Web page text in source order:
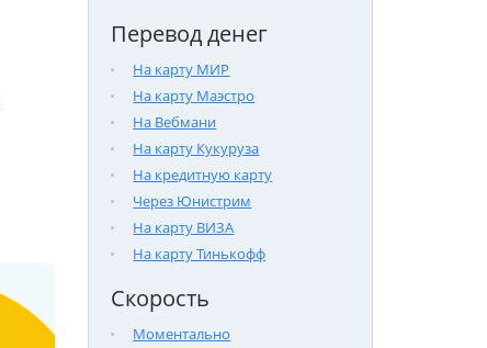
Перевод денег
На карту МИР
На карту Маэстро
На Вебмани
На карту Кукуруза
На кредитную карту
Через Юнистрим
На карту ВИЗА
На карту Тинькофф
Скорость
Моментально